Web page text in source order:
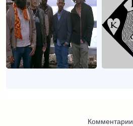
Комментарии